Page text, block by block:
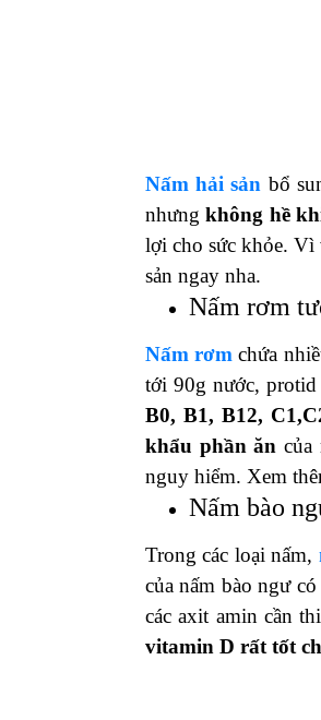
Nấm hải sản bổ
nhưngkhông hề
lợi cho sức khỏe. Vì
sản ngay nha.
Nấm rơm
Nấm rơm chứa
tới 90g nước,
B0, B1, B12,
khẩu phần ăn của
nguy hiểm. Xem
Nấm bào
Trong các loại nấm,
của nấm bào ngư
các axit amin cần
vitamin D rất tốt